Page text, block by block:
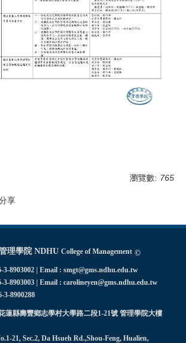
瀏覽數: 765
享
理學院 NDHU College of Management ©
8903002 | Email : smgt@gms.ndhu.edu.tw
8903003 | Email : carolineyen@gms.ndhu.edu.tw
8900288
蓮縣壽豐鄉志學村大學路二段1-21號 管理學院大樓
21, Sec.2, Da Hsueh Rd.,Shou-Feng, Hualien,